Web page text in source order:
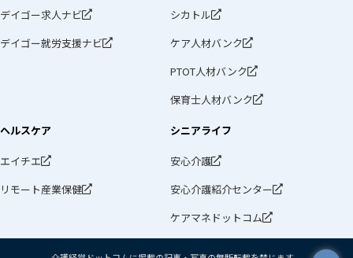
デイゴー求人ナビ
デイゴー就労支援ナビ
シカトル
ケア人材バンク
PTOT人材バンク
保育士人材バンク
ヘルスケア
エイチエ
リモート産業保健
シニアライフ
安心介護
安心介護紹介センター
ケアマネドットコム